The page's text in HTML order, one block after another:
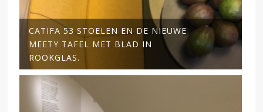
CATIFA 53 STOELEN EN DE NIEUWE
MEETY TAFEL MET BLAD IN
ROOKGLAS.